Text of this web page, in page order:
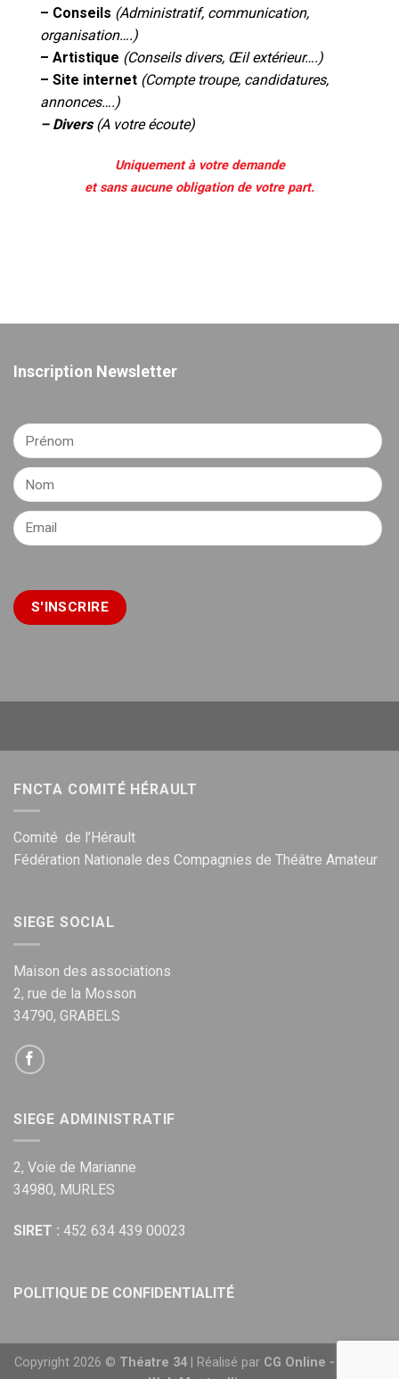
– Conseils (Administratif, communication,
organisation….)
– Artistique (Conseils divers, Œil extérieur….)
– Site internet (Compte troupe, candidatures,
annonces….)
– Divers(A votre écoute)
Uniquement à votre demande
et sans aucune obligation de votre part.
Inscription Newsletter
FNCTA COMITÉ HÉRAULT
Comité de l’Hérault
Fédération Nationale des Compagnies de Théâtre Amateur
SIEGE SOCIAL
Maison des associations
2, rue de la Mosson
34790, GRABELS
SIEGE ADMINISTRATIF
2, Voie de Marianne
34980, MURLES
SIRET : 452 634 439 00023
POLITIQUE DE CONFIDENTIALITÉ
Copyright 2026 © Théatre 34| Réalisé par CG Online - Agence